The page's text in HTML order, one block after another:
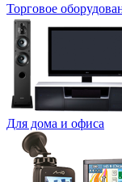
Торговое
Для дома и офиса